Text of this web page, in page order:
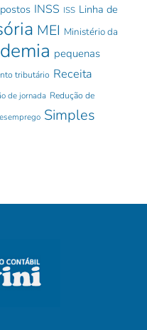
INSS ISS Linha de
MEI Ministério da
pequenas
tributário Receita
de jornada Redução de
Simples